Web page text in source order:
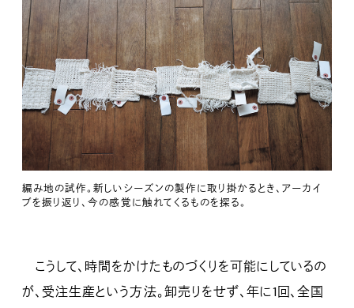
編み地の試作。新しいシーズンの製作に取り掛かるとき、アーカイ
ブを振り返り、今の感覚に触れてくるものを探る。
こうして、時間をかけたものづくりを可能にしているの
が、受注生産という方法。卸売りをせず、年に1回、全国